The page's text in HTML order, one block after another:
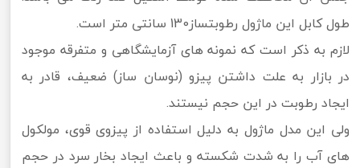
طول کابل این ماژول رطوبتساز130 سانتی متر است.
لازم به ذکر است که نمونه های آزمایشگاهی و متفرقه موجود
در بازار به علت داشتن پیزو (نوسان ساز) ضعیف، قادر به
ایجاد رطوبت در این حجم نیستند.
ولی این مدل ماژول به دلیل استفاده از پیزوی قوی، مولکول
های آب را به شدت شکسته و باعث ایجاد بخار سرد در حجم